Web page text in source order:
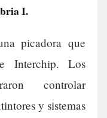
I.
picadora que
Interchip. Los
controlar
y sistemas